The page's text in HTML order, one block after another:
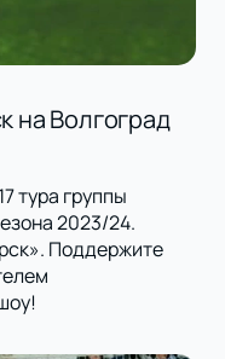
на Волгоград
тура группы
2023/24.
Поддержите